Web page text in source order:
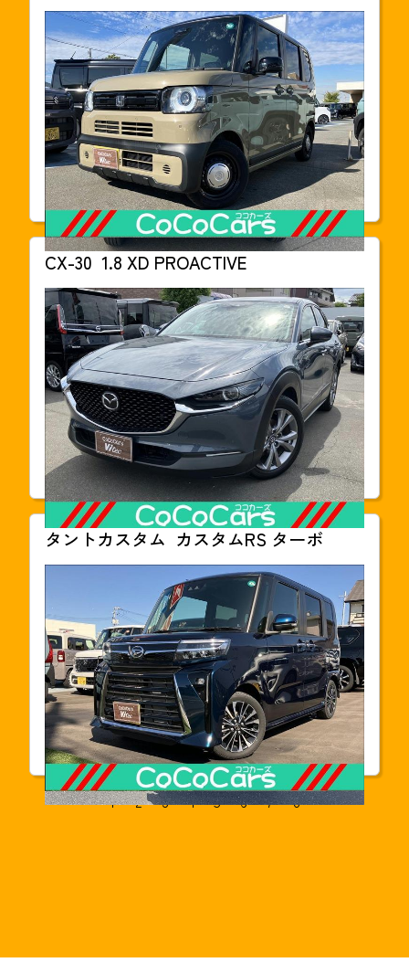
支払総額
201.7 万円(税込)
本体価格
1,927,200円
年式
2024年10月
走行距離
30km
車検
2027年10月
CX-30 1.8 XD PROACTIVE
支払総額
205.9 万円(税込)
本体価格
1,898,000円
年式
2021年03月
走行距離
60,000km
車検
車検整備付
タントカスタム カスタムRS ターボ
支払総額
182.3 万円(税込)
本体価格
1,729,000円
年式
2024年04月
走行距離
30km
車検
2027年04月
1 2 3 4 5 6 7 8